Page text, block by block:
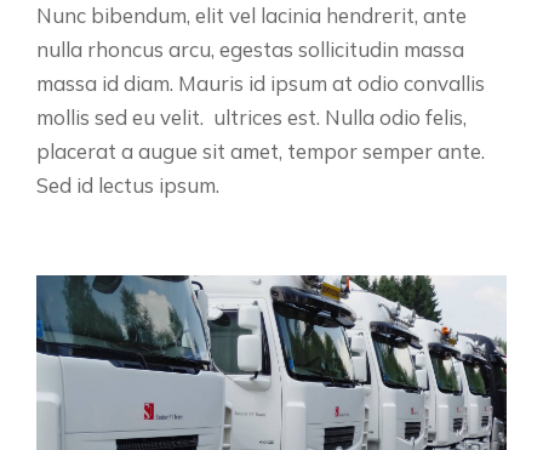
Nunc bibendum, elit vel lacinia hendrerit, ante
nulla rhoncus arcu, egestas sollicitudin massa
massa id diam. Mauris id ipsum at odio convallis
mollis sed eu velit. ultrices est. Nulla odio felis,
placerat a augue sit amet, tempor semper ante.
Sed id lectus ipsum.